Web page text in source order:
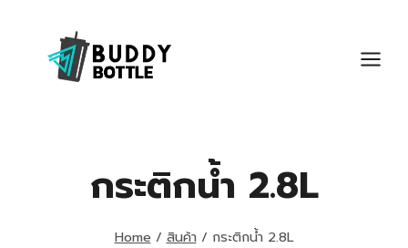
content
กระติกน้ำ 2.8L
Home / สินค้า / กระติกน้ำ 2.8L